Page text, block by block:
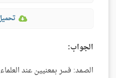
الجواب:
الصمد: فسر بمعنيين عند